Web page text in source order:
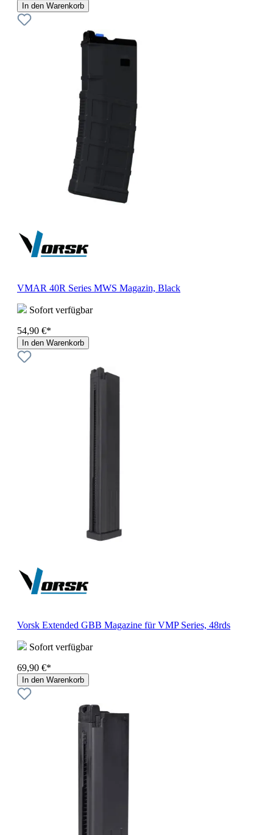
In den Warenkorb
VMAR 40R Series MWS Magazin, Black
Sofort verfügbar
54,90 €*
In den Warenkorb
Vorsk Extended GBB Magazine für VMP Series, 48rds
Sofort verfügbar
69,90 €*
In den Warenkorb